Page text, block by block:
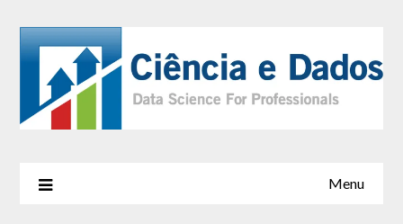
Menu